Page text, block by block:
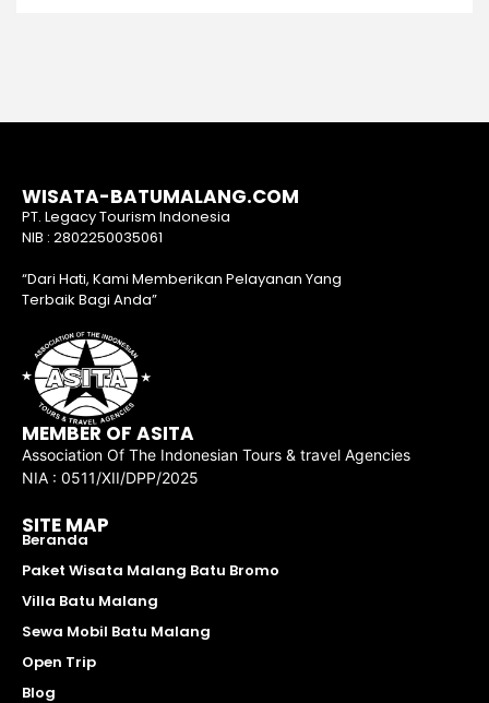
WISATA-BATUMALANG.COM
PT. Legacy Tourism Indonesia
NIB : 2802250035061
“Dari Hati, Kami Memberikan Pelayanan Yang
Terbaik Bagi Anda”
MEMBER OF ASITA
Association Of The Indonesian Tours & travel Agencies
NIA : 0511/XII/DPP/2025
SITE MAP
Beranda
Paket Wisata Malang Batu Bromo
Villa Batu Malang
Sewa Mobil Batu Malang
Open Trip
Blog